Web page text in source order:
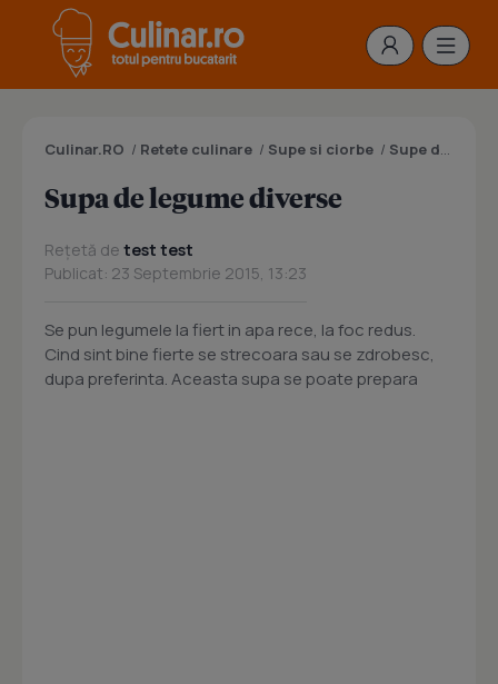
Culinar.RO / Retete culinare / Supe si ciorbe / Supe de legume
Supa de legume diverse
Rețetă de test test
Publicat: 23 Septembrie 2015, 13:23
Se pun legumele la fiert in apa rece, la foc redus.
Cind sint bine fierte se strecoara sau se zdrobesc,
dupa preferinta. Aceasta supa se poate prepara